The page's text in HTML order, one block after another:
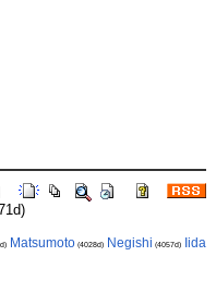
Matsumoto(4028d) Negishi (4057d) Iida